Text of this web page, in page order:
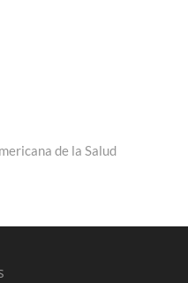
de la Salud